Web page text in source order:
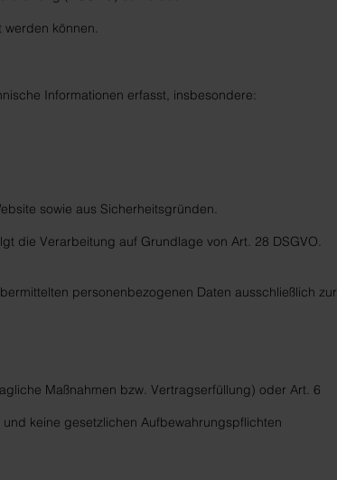
werden können.
Informationen erfasst, insbesondere:
sowie aus Sicherheitsgründen.
die Verarbeitung auf Grundlage von Art. 28 DSGVO.
personenbezogenen Daten ausschließlich zur
Maßnahmen bzw. Vertragserfüllung) oder Art. 6
keine gesetzlichen Aufbewahrungspflichten